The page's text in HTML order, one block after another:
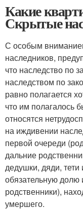
Какие
Скрытые
С особым
наследников,
что наследство по
наследством по
равно полагается
что им полагалось
относятся
на иждивении
первой очереди
дальние
дедушки, дяди,
обязательную долю
родственники),
умершего.